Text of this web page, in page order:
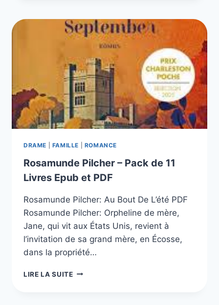
LES
5
LIVRES
LA
SÉRIE
DRAME FAMILLE ROMANCE
Rosamunde Pilcher – Pack de 11
Livres Epub et PDF
Rosamunde Pilcher: Au Bout De L’été PDF
Rosamunde Pilcher: Orpheline de mère,
Jane, qui vit aux États Unis, revient à
l’invitation de sa grand mère, en Écosse,
dans la propriété…
LIRE LA SUITEROSAMUNDE